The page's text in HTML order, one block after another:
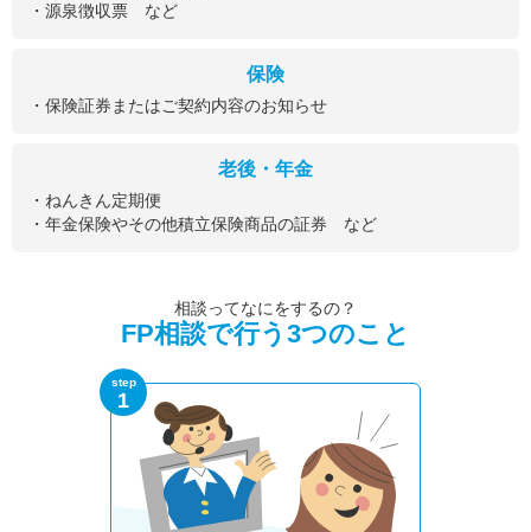
・源泉徴収票 など
保険
・保険証券またはご契約内容のお知らせ
老後・年金
・ねんきん定期便
・年金保険やその他積立保険商品の証券 など
相談ってなにをするの？
FP相談で行う3つのこと
step
1